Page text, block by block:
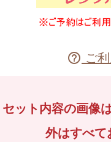
 ご
セット内容の画像
外はすべて